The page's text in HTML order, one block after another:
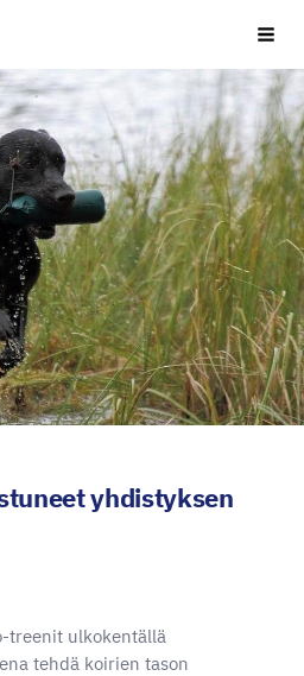
yhdistyksen
treenit ulkokentällä
tehdä koirien tason